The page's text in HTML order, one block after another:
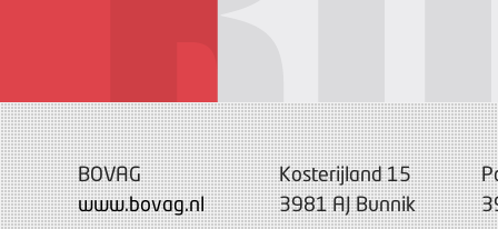
BOVAG
www.bovag.nl
Kosterijland 15
3981 AJ Bunnik